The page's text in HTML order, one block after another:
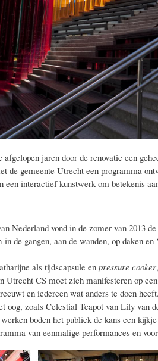
jaren door de renovatie een
de gemeente Utrecht een programma
interactief kunstwerk om betekenis
Nederland vond in de zomer van
de gangen, aan de wanden, op daken
als tijdscapsule en pressure cooker
Utrecht CS moet zich manifesteren op
en iedereen wat anders te doen heeft.
oog, zoals Celestial Teapot van Lily van
boden het publiek de kans een
van eenmalige performances en